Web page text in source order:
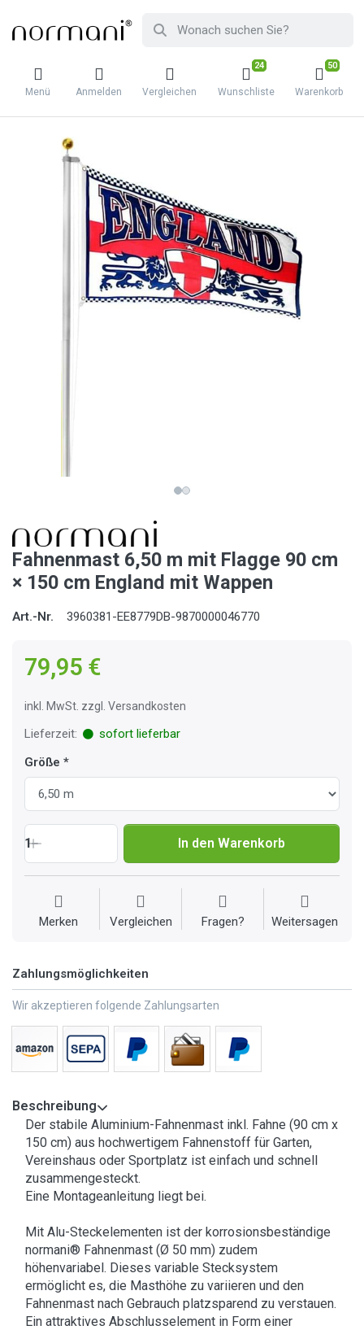
Menü Anmelden Vergleichen
24
Wunschliste
50
Warenkorb
Fahnenmast 6,50 m mit Flagge 90 cm
× 150 cm England mit Wappen
Art.-Nr. 3960381-EE8779DB-9870000046770
79,95 €
inkl. MwSt. zzgl. Versandkosten
Lieferzeit:
sofort lieferbar
Größe
1 In den Warenkorb
Merken Vergleichen Fragen? Weitersagen
Zahlungsmöglichkeiten
Wir akzeptieren folgende Zahlungsarten
Beschreibung
Der stabile Aluminium-Fahnenmast inkl. Fahne (90 cm x
150 cm) aus hochwertigem Fahnenstoff für Garten,
Vereinshaus oder Sportplatz ist einfach und schnell
zusammengesteckt.
Eine Montageanleitung liegt bei.
Mit Alu-Steckelementen ist der korrosionsbeständige
normani® Fahnenmast (Ø 50 mm) zudem
höhenvariabel. Dieses variable Stecksystem
ermöglicht es, die Masthöhe zu variieren und den
Fahnenmast nach Gebrauch platzsparend zu verstauen.
Ein attraktives Abschlusselement in Form einer